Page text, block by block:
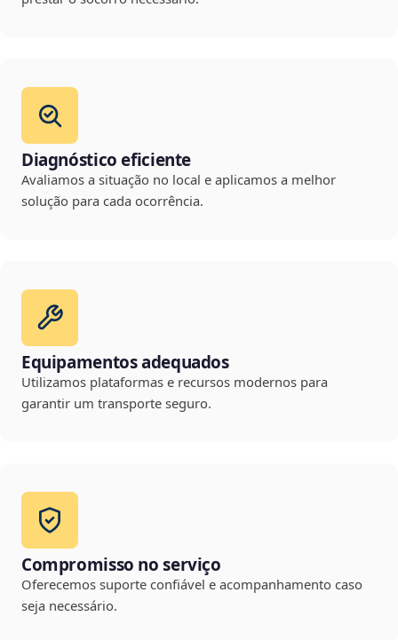
Diagnóstico eficiente
Avaliamos a situação no local e aplicamos a melhor
solução para cada ocorrência.
Equipamentos adequados
Utilizamos plataformas e recursos modernos para
garantir um transporte seguro.
Compromisso no serviço
Oferecemos suporte confiável e acompanhamento caso
seja necessário.